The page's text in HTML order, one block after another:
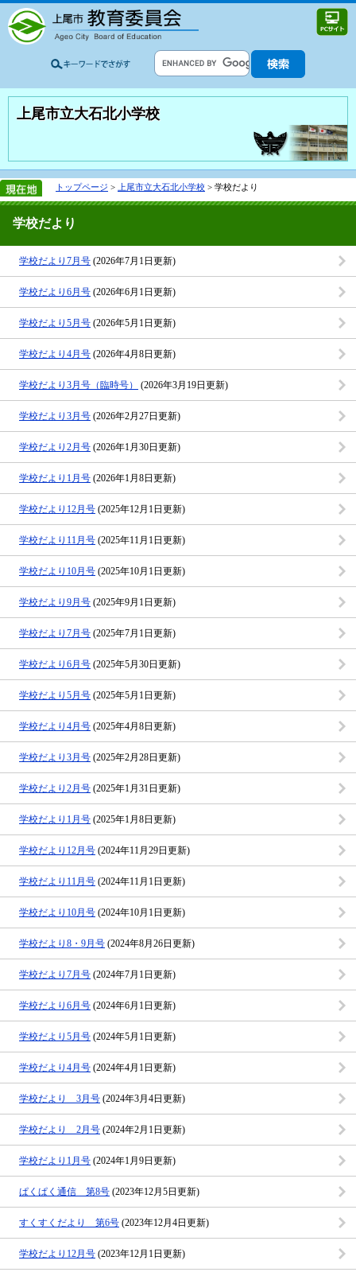
上尾市立大石北小学校
トップページ > 上尾市立大石北小学校 > 学校だより
学校だより
学校だより7月号 (2026年7月1日更新)
学校だより6月号 (2026年6月1日更新)
学校だより5月号 (2026年5月1日更新)
学校だより4月号 (2026年4月8日更新)
学校だより3月号（臨時号） (2026年3月19日更新)
学校だより3月号 (2026年2月27日更新)
学校だより2月号 (2026年1月30日更新)
学校だより1月号 (2026年1月8日更新)
学校だより12月号 (2025年12月1日更新)
学校だより11月号 (2025年11月1日更新)
学校だより10月号 (2025年10月1日更新)
学校だより9月号 (2025年9月1日更新)
学校だより7月号 (2025年7月1日更新)
学校だより6月号 (2025年5月30日更新)
学校だより5月号 (2025年5月1日更新)
学校だより4月号 (2025年4月8日更新)
学校だより3月号 (2025年2月28日更新)
学校だより2月号 (2025年1月31日更新)
学校だより1月号 (2025年1月8日更新)
学校だより12月号 (2024年11月29日更新)
学校だより11月号 (2024年11月1日更新)
学校だより10月号 (2024年10月1日更新)
学校だより8・9月号 (2024年8月26日更新)
学校だより7月号 (2024年7月1日更新)
学校だより6月号 (2024年6月1日更新)
学校だより5月号 (2024年5月1日更新)
学校だより4月号 (2024年4月1日更新)
学校だより 3月号 (2024年3月4日更新)
学校だより 2月号 (2024年2月1日更新)
学校だより1月号 (2024年1月9日更新)
ぱくぱく通信 第8号 (2023年12月5日更新)
すくすくだより 第6号 (2023年12月4日更新)
学校だより12月号 (2023年12月1日更新)